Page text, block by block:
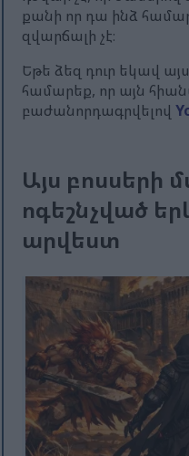
քանի որ դա ինձ
զվարճալի չէ։
Եթե ​​ձեզ դուր եկավ
համարեք, որ այն
բաժանորդագրվելով
Այս բոսսերի
ոգեշնչված
արվեստ